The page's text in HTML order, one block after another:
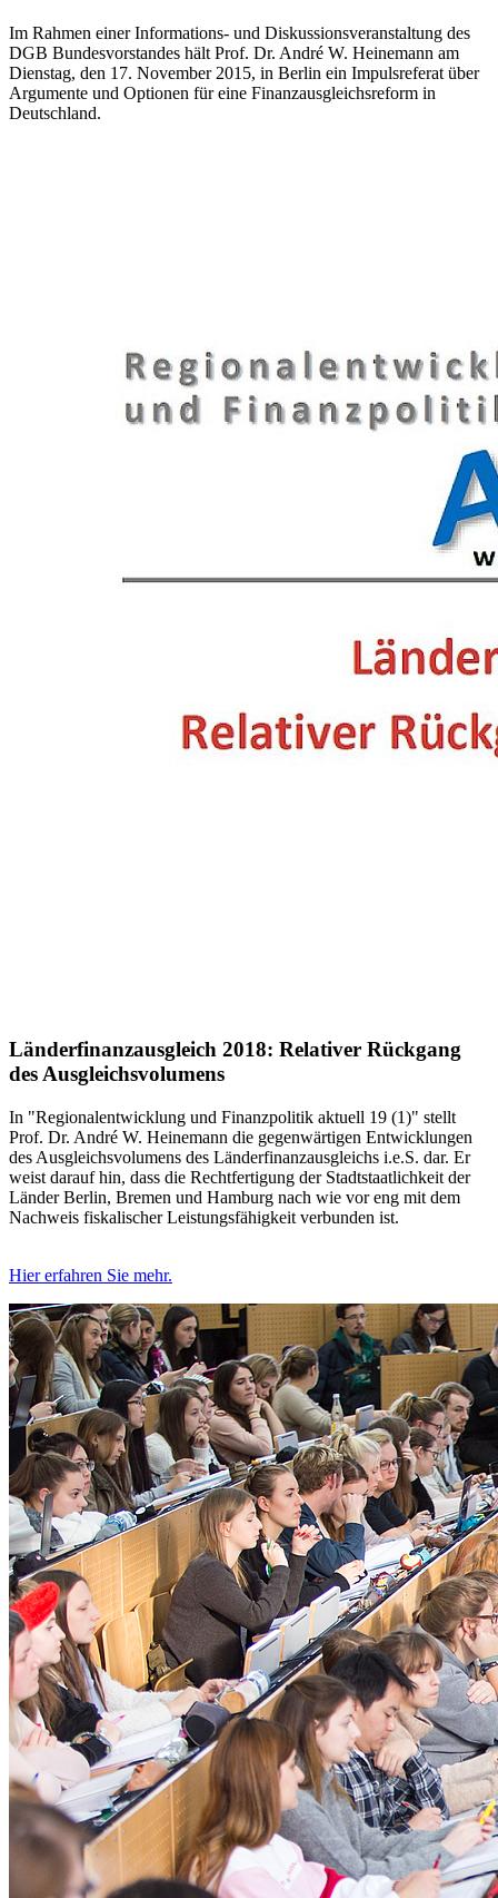
Im Rahmen einer Informations- und Diskussionsveranstaltung des
DGB Bundesvorstandes hält Prof. Dr. André W. Heinemann am
Dienstag, den 17. November 2015, in Berlin ein Impulsreferat über
Argumente und Optionen für eine Finanzausgleichsreform in
Deutschland.
Länderfinanzausgleich 2018: Relativer Rückgang
des Ausgleichsvolumens
In "Regionalentwicklung und Finanzpolitik aktuell 19 (1)" stellt
Prof. Dr. André W. Heinemann die gegenwärtigen Entwicklungen
des Ausgleichsvolumens des Länderfinanzausgleichs i.e.S. dar. Er
weist darauf hin, dass die Rechtfertigung der Stadtstaatlichkeit der
Länder Berlin, Bremen und Hamburg nach wie vor eng mit dem
Nachweis fiskalischer Leistungsfähigkeit verbunden ist.
Hier erfahren Sie mehr.